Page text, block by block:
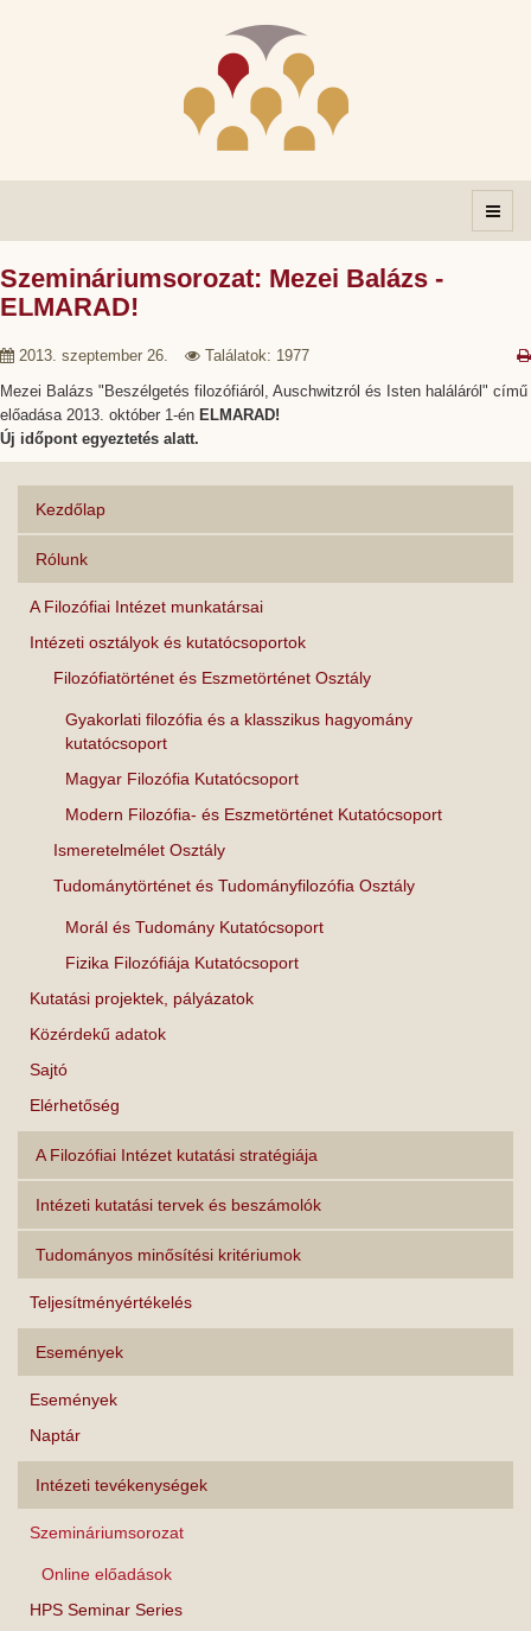
Szemináriumsorozat: Mezei Balázs -
ELMARAD!
2013. szeptember 26.
Találatok: 1977
Mezei Balázs "Beszélgetés filozófiáról, Auschwitzról és Isten haláláról" című
előadása 2013. október 1-én ELMARAD!
Új időpont egyeztetés alatt.
Kezdőlap
Rólunk
A Filozófiai Intézet munkatársai
Intézeti osztályok és kutatócsoportok
Filozófiatörténet és Eszmetörténet Osztály
Gyakorlati filozófia és a klasszikus hagyomány
kutatócsoport
Magyar Filozófia Kutatócsoport
Modern Filozófia- és Eszmetörténet Kutatócsoport
Ismeretelmélet Osztály
Tudománytörténet és Tudományfilozófia Osztály
Morál és Tudomány Kutatócsoport
Fizika Filozófiája Kutatócsoport
Kutatási projektek, pályázatok
Közérdekű adatok
Sajtó
Elérhetőség
A Filozófiai Intézet kutatási stratégiája
Intézeti kutatási tervek és beszámolók
Tudományos minősítési kritériumok
Teljesítményértékelés
Események
Események
Naptár
Intézeti tevékenységek
Szemináriumsorozat
Online előadások
HPS Seminar Series